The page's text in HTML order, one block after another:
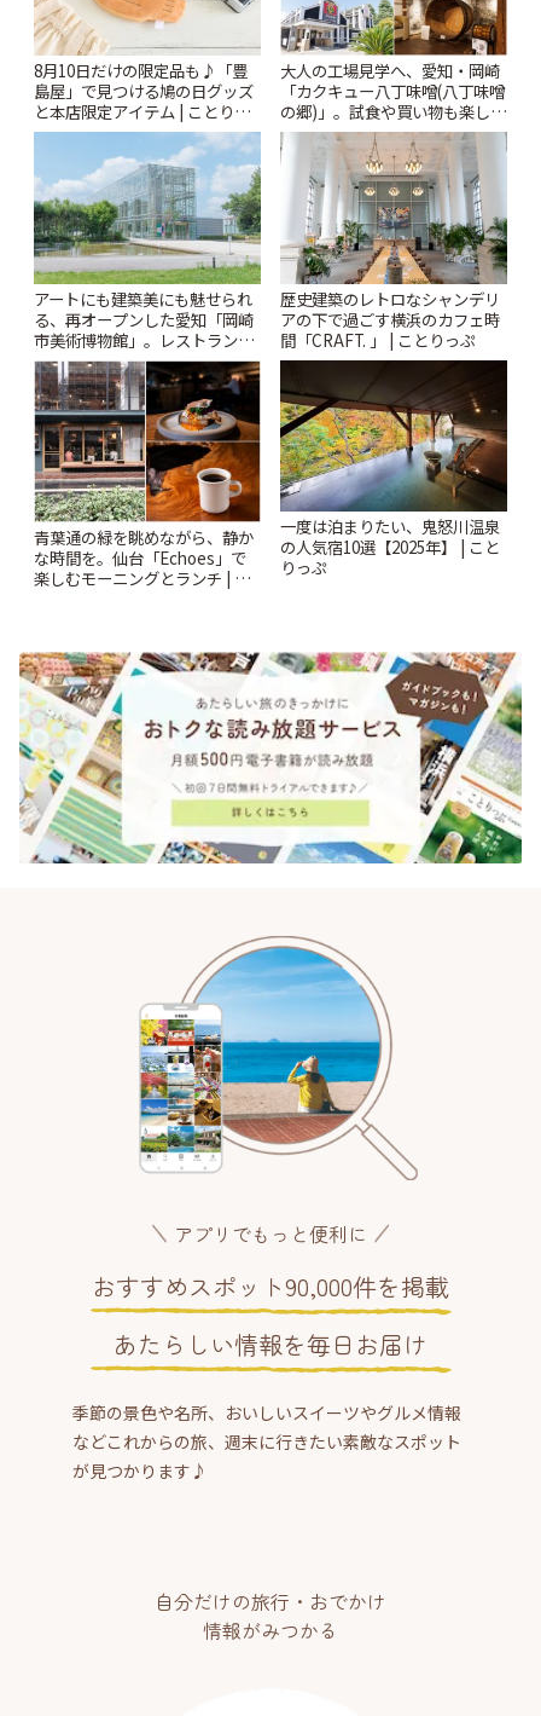
8月10日だけの限定品も♪「豊
島屋」で見つける鳩の日グッズ
と本店限定アイテム | ことりっ
ぷ
大人の工場見学へ、愛知・岡崎
「カクキュー八丁味噌(八丁味噌
の郷)」。試食や買い物も楽しみ
♪ | ことりっぷ
アートにも建築美にも魅せられ
る、再オープンした愛知「岡崎
市美術博物館」。レストランや
ショップも充実 | ことりっぷ
歴史建築のレトロなシャンデリ
アの下で過ごす横浜のカフェ時
間「CRAFT. 」 | ことりっぷ
青葉通の緑を眺めながら、静か
な時間を。仙台「Echoes」で
楽しむモーニングとランチ | こ
一度は泊まりたい、鬼怒川温泉
の人気宿10選【2025年】 | こと
りっぷ
アプリでもっと便利に
おすすめスポット90,000件を掲載
あたらしい情報を毎日お届け
季節の景色や名所、おいしいスイーツやグルメ情報
などこれからの旅、週末に行きたい素敵なスポット
が見つかります♪
自分だけの旅行・おでかけ
情報がみつかる